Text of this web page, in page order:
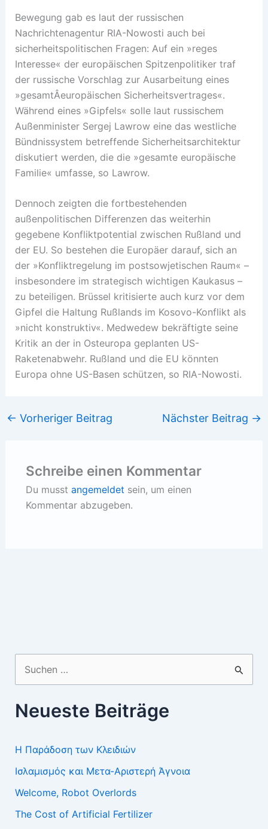
Bewegung gab es laut der russischen
Nachrichtenagentur RIA-Nowosti auch bei
sicherheitspolitischen Fragen: Auf ein »reges
Interesse« der europäischen Spitzenpolitiker traf
der russische Vorschlag zur Ausarbeitung eines
»gesamtÂ­europäischen Sicherheitsvertrages«.
Während eines »Gipfels« solle laut russischem
Außenminister Sergej Lawrow eine das westliche
Bündnissystem betreffende Sicherheitsarchitektur
diskutiert werden, die die »gesamte europäische
Familie« umfasse, so Lawrow.
Dennoch zeigten die fortbestehenden
außenpolitischen Differenzen das weiterhin
gegebene Konfliktpotential zwischen Rußland und
der EU. So bestehen die Europäer darauf, sich an
der »Konfliktregelung im postsowjetischen Raum« –
insbesondere im strategisch wichtigen Kaukasus –
zu beteiligen. Brüssel kritisierte auch kurz vor dem
Gipfel die Haltung Rußlands im Kosovo-Konflikt als
»nicht konstruktiv«. Medwedew bekräftigte seine
Kritik an der in Osteuropa geplanten US-
Raketenabwehr. Rußland und die EU könnten
Europa ohne US-Basen schützen, so RIA-Nowosti.
← Vorheriger Beitrag Nächster Beitrag →
Schreibe einen Kommentar
Du musst angemeldet sein, um einen
Kommentar abzugeben.
Suchen
nach:
Neueste Beiträge
Η Παράδοση των Κλειδιών
Ισλαμισμός και Μετα-Αριστερή Άγνοια
Welcome, Robot Overlords
The Cost of Artificial Fertilizer